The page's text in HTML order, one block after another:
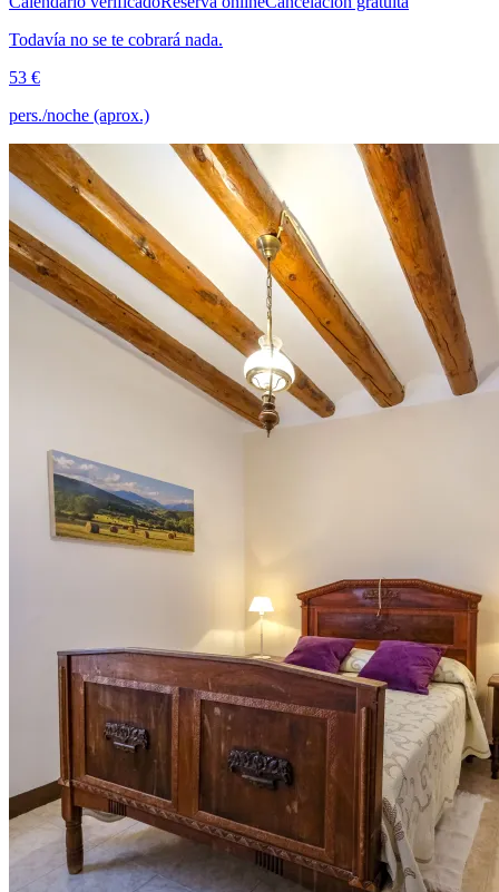
Todavía no se te cobrará nada.
53 €
pers./noche (aprox.)